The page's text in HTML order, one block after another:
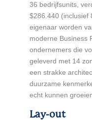
36 bedrijfsunits,
$286.440 (inclusief
eigenaar worden
moderne Business
ondernemers die
geleverd met 14
een strakke
duurzame
echt kunnen
Lay-out